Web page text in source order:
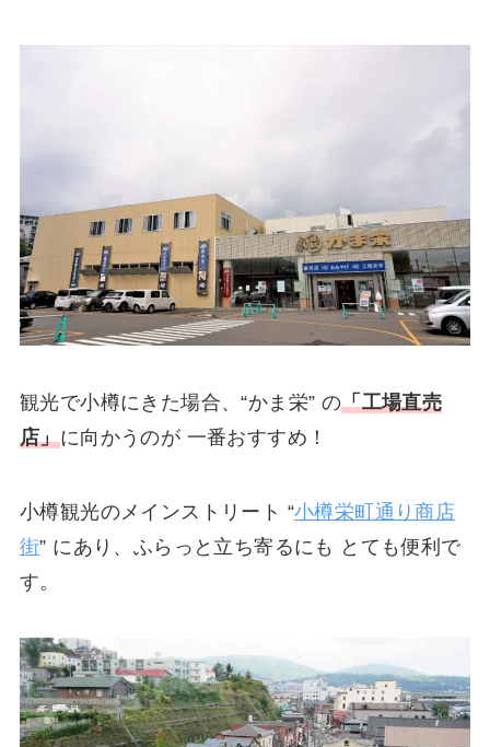
観光で小樽にきた場合、“かま栄” の「工場直売
店」に向かうのが 一番おすすめ！
小樽観光のメインストリート “小樽栄町通り商店
街” にあり、ふらっと立ち寄るにも とても便利で
す。